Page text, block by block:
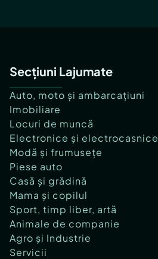
Secțiuni Lajumate
Auto, moto și ambarcațiuni
Imobiliare
Locuri de muncă
Electronice și electrocasnice
Modă și frumusețe
Piese auto
Casă și grădină
Mama și copilul
Sport, timp liber, artă
Animale de companie
Agro și Industrie
Servicii